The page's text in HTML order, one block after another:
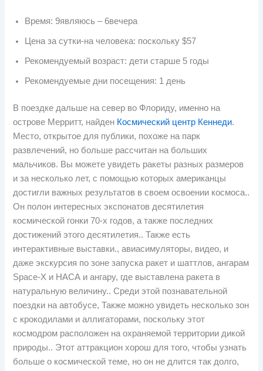
Время: 9являюсь – 6вечера
Цена за сутки-на человека: поскольку $57
Рекомендуемый возраст: дети старше 5 годы
Рекомендуемые дни посещения: 1 день
В поездке дальше на север во Флориду, именно на
острове Мерритт, найден Космический центр Кеннеди.
Место, открытое для публики, похоже на парк
развлечений, но больше рассчитан на больших
мальчиков. Вы можете увидеть ракеты разных размеров
и за несколько лет, с помощью которых американцы
достигли важных результатов в своем освоении космоса..
Он полон интересных экспонатов десятилетия
космической гонки 70-х годов, а также последних
достижений этого десятилетия.. Также есть
интерактивные выставки., авиасимуляторы, видео, и
даже экскурсия по зоне запуска ракет и шаттлов, ангарам
Space-X и НАСА и ангару, где выставлена ​​ракета в
натуральную величину.. Среди этой познавательной
поездки на автобусе, Также можно увидеть несколько зон
с крокодилами и аллигаторами, поскольку этот
космодром расположен на охраняемой территории дикой
природы.. Этот аттракцион хорош для того, чтобы узнать
больше о космической теме, но он не длится так долго,